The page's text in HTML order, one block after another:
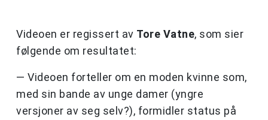
Videoen er regissert av Tore Vatne, som sier
følgende om resultatet:
— Videoen forteller om en moden kvinne som,
med sin bande av unge damer (yngre
versjoner av seg selv?), formidler status på